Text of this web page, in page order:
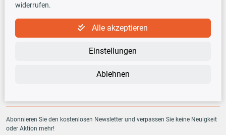
TecDoc INSIDE
Abonnieren Sie den kostenlosen Newsletter und verpassen Sie keine Neuigkeit
oder Aktion mehr!
widerrufen.
Alle akzeptieren
Einstellungen
Ablehnen